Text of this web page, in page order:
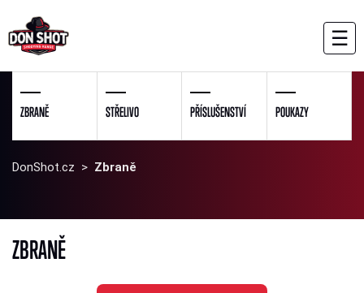
☰
ZBRANĚ STŘELIVO PŘÍSLUŠENSTVÍ POUKAZY
DonShot.cz > Zbraně
ZBRANĚ